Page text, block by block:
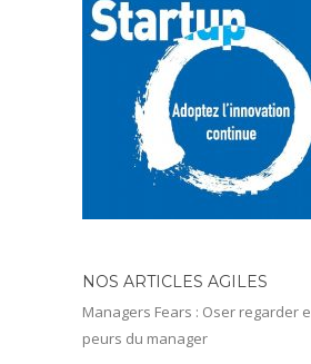
NOS ARTICLES AGILES
Managers Fears : Oser regarder
peurs du manager